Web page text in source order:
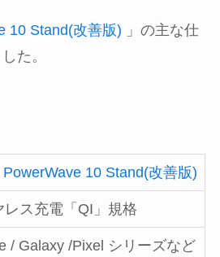
10 Stand(改善版) 」の主な仕
た。
10 Stand(改善版)
レス充電「QI」規格
/ Galaxy /Pixel シリーズなど